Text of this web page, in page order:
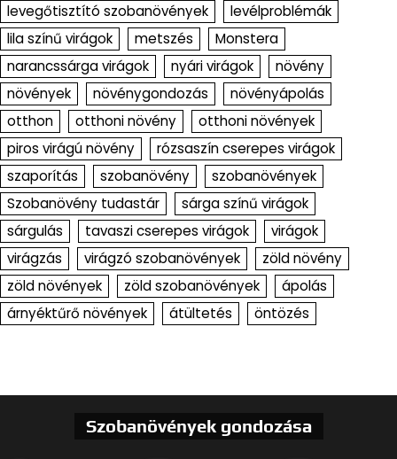
levegőtisztító szobanövények
levélproblémák
lila színű virágok
metszés
Monstera
narancssárga virágok
nyári virágok
növény
növények
növénygondozás
növényápolás
otthon
otthoni növény
otthoni növények
piros virágú növény
rózsaszín cserepes virágok
szaporítás
szobanövény
szobanövények
Szobanövény tudastár
sárga színű virágok
sárgulás
tavaszi cserepes virágok
virágok
virágzás
virágzó szobanövények
zöld növény
zöld növények
zöld szobanövények
ápolás
árnyéktűrő növények
átültetés öntözés
Szobanövények gondozása